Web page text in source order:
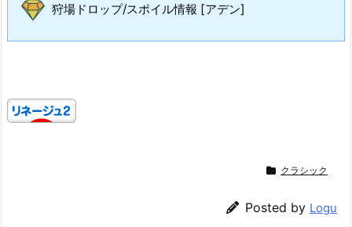
狩場ドロップ/スポイル情報 [アデン]
クラシック
Posted by Logu